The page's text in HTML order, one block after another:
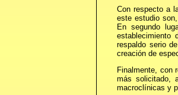
Con respecto a
este estudio
En segundo
establecimiento
respaldo serio
creación de
Finalmente, con
más solicitado,
macroclínicas y